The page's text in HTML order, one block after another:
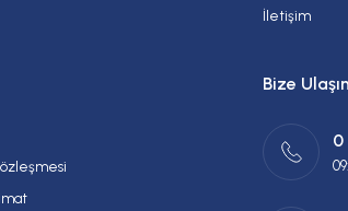
İletişim
Bize Ulaşın
0